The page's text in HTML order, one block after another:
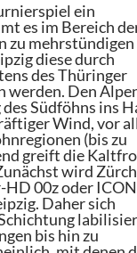
ein
es im Bereich
zu mehrstündigen
diese durch
des Thüringer
werden. Den
Südföhns ins
Wind, vor
(bis zu
greift die
wird
HD 00z oder
Daher sich
bis hin zu